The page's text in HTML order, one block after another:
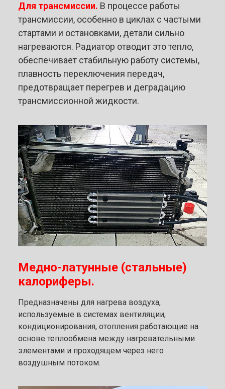
Для трансмиссии. В процессе работы
трансмиссии, особенно в циклах с частыми
стартами и остановками, детали сильно
нагреваются. Радиатор отводит это тепло,
обеспечивает стабильную работу системы,
плавность переключения передач,
предотвращает перегрев и деградацию
трансмиссионной жидкости.
Медно-латунные (стальные)
калориферы.
Предназначены для нагрева воздуха,
используемые в системах вентиляции,
кондиционирования, отопления работающие на
основе теплообмена между нагревательными
элементами и проходящем через него
воздушным потоком.